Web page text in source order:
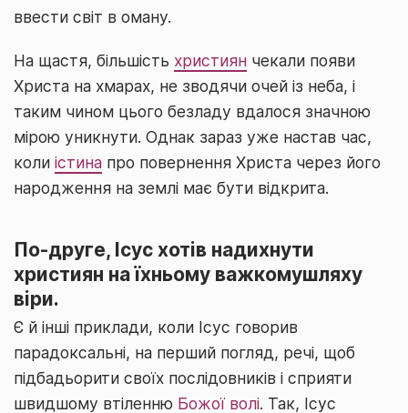
ввести світ в оману.
На щастя, більшість християн чекали появи
Христа на хмарах, не зводячи очей із неба, і
таким чином цього безладу вдалося значною
мірою уникнути. Однак зараз уже настав час,
коли істина про повернення Христа через його
народження на землі має бути відкрита.
По-друге, Ісус хотів надихнути
християн на їхньому важкомушляху
віри.
Є й інші приклади, коли Ісус говорив
парадоксальні, на перший погляд, речі, щоб
підбадьорити своїх послідовників і сприяти
швидшому втіленню Божої волі. Так, Ісус